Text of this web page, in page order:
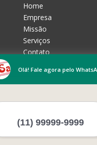
Home
Empresa
Missão
Serviços
Contato
Mais Serviços
está sujeito à proteção de direitos
9610 de 19/02/1998)
Olá! Fale agora pelo